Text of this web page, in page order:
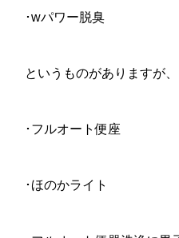
･wパワー脱臭
というものがありますが
･フルオート便座
･ほのかライト